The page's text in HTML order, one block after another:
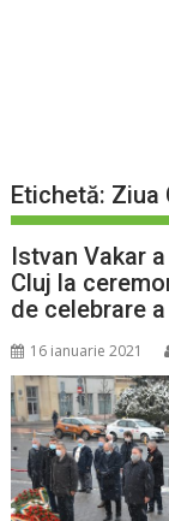
Etichetă: Ziua
Istvan Vakar
Cluj la
de celebrare
16 ianuarie 2021